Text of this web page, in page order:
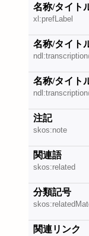
名称/タイト
xl:prefLabel
名称/タイト
名称/タイト
注記
skos:note
関連語
skos:related
分類記号
関連リンク